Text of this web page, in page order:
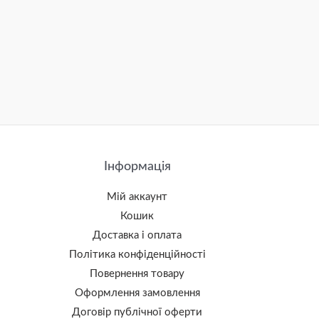
Інформація
Мій аккаунт
Кошик
Доставка і оплата
Політика конфіденційності
Повернення товару
Оформлення замовлення
Договір публічної оферти